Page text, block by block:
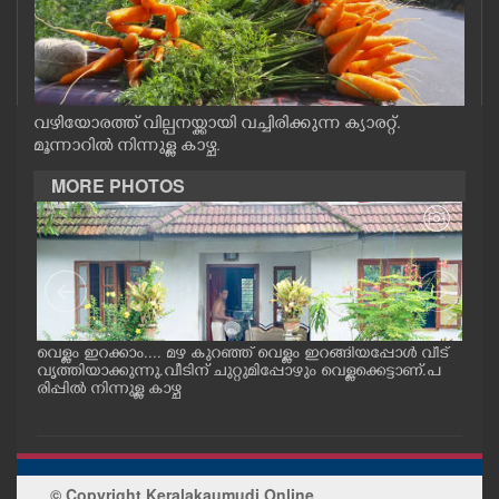
CASE DIARY
CINEMA
OPINION
PHOTOS
LIFESTYLE
SPIRITUAL
വഴിയോരത്ത് വില്പനയ്ക്കായി വച്ചിരിക്കുന്ന ക്യാരറ്റ്.
മൂന്നാറിൽ നിന്നുള്ള കാഴ്ച.
MORE PHOTOS
വെള്ളം ഇറക്കാം.... മഴ കുറഞ്ഞ് വെള്ളം ഇറങ്ങിയപ്പോൾ വീട്
വൃത്തിയാക്കുന്നു.വീടിന് ചുറ്റുമിപ്പോഴും വെള്ളക്കെട്ടാണ്.പ
രിപ്പിൽ നിന്നുള്ള കാഴ്ച